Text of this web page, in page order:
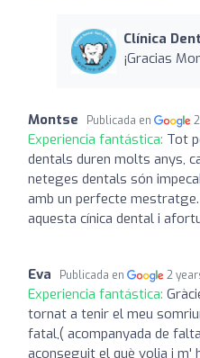
Clínica
¡Gracias
Montse Publicada en
Experiencia fantástica: Tot
dentals duren molts anys,
neteges dentals són
amb un perfecte
aquesta cínica dental i
Eva Publicada en 2
Experiencia fantástica:
tornat a tenir el meu
fatal,( acompanyada de
aconseguit el què volia i m'